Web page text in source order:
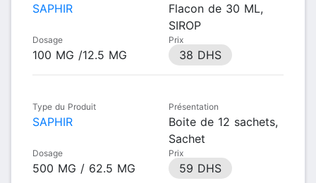
SAPHIR
Flacon de 30 ML,
SIROP
Dosage
100 MG /12.5 MG
Prix
38 DHS
Type du Produit
SAPHIR
Présentation
Boite de 12 sachets,
Sachet
Dosage
500 MG / 62.5 MG
Prix
59 DHS